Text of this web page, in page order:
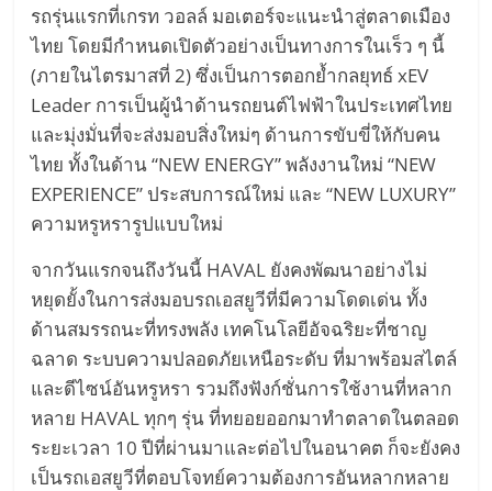
รถรุ่นแรกที่เกรท วอลล์ มอเตอร์จะแนะนำสู่ตลาดเมือง
ไทย โดยมีกำหนดเปิดตัวอย่างเป็นทางการในเร็ว ๆ นี้
(ภายในไตรมาสที่ 2) ซึ่งเป็นการตอกย้ำกลยุทธ์ xEV
Leader การเป็นผู้นำด้านรถยนต์ไฟฟ้าในประเทศไทย
และมุ่งมั่นที่จะส่งมอบสิ่งใหม่ๆ ด้านการขับขี่ให้กับคน
ไทย ทั้งในด้าน “NEW ENERGY” พลังงานใหม่ “NEW
EXPERIENCE” ประสบการณ์ใหม่ และ “NEW LUXURY”
ความหรูหรารูปแบบใหม่
จากวันแรกจนถึงวันนี้ HAVAL ยังคงพัฒนาอย่างไม่
หยุดยั้งในการส่งมอบรถเอสยูวีที่มีความโดดเด่น ทั้ง
ด้านสมรรถนะที่ทรงพลัง เทคโนโลยีอัจฉริยะที่ชาญ
ฉลาด ระบบความปลอดภัยเหนือระดับ ที่มาพร้อมสไตล์
และดีไซน์อันหรูหรา รวมถึงฟังก์ชั่นการใช้งานที่หลาก
หลาย HAVAL ทุกๆ รุ่น ที่ทยอยออกมาทำตลาดในตลอด
ระยะเวลา 10 ปีที่ผ่านมาและต่อไปในอนาคต ก็จะยังคง
เป็นรถเอสยูวีที่ตอบโจทย์ความต้องการอันหลากหลาย